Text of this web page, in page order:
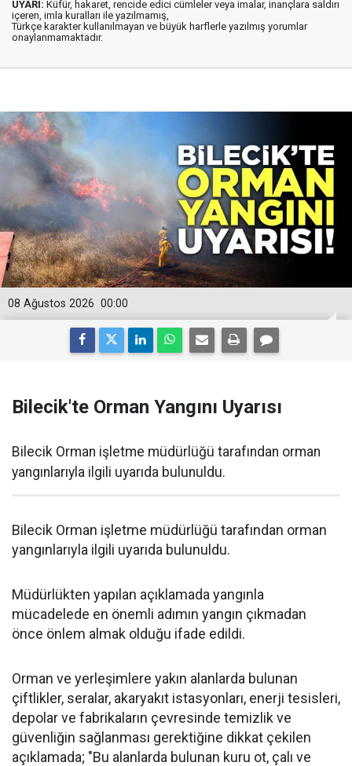
UYARI: Küfür, hakaret, rencide edici cümleler veya imalar, inançlara saldırı
içeren, imla kuralları ile yazılmamış,
Türkçe karakter kullanılmayan ve büyük harflerle yazılmış yorumlar
onaylanmamaktadır.
00:00
08 Ağustos 2026
Bilecik'te Orman Yangını Uyarısı
Bilecik Orman işletme müdürlüğü tarafından orman
yangınlarıyla ilgili uyarıda bulunuldu.
Bilecik Orman işletme müdürlüğü tarafından orman
yangınlarıyla ilgili uyarıda bulunuldu.
Müdürlükten yapılan açıklamada yangınla
mücadelede en önemli adımın yangın çıkmadan
önce önlem almak olduğu ifade edildi.
Orman ve yerleşimlere yakın alanlarda bulunan
çiftlikler, seralar, akaryakıt istasyonları, enerji tesisleri,
depolar ve fabrikaların çevresinde temizlik ve
güvenliğin sağlanması gerektiğine dikkat çekilen
açıklamada; "Bu alanlarda bulunan kuru ot, çalı ve